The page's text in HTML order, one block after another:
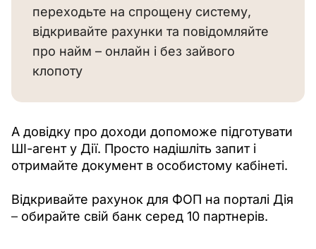
переходьте на спрощену систему,
відкривайте рахунки та повідомляйте
про найм – онлайн і без зайвого
клопоту
А довідку про доходи допоможе підготувати
ШІ-агент у Дії. Просто надішліть запит і
отримайте документ в особистому кабінеті.
Відкривайте рахунок для ФОП на порталі Дія
– обирайте свій банк серед 10 партнерів.